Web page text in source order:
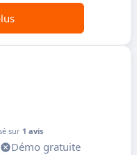
sur 1 avis
Démo gratuite